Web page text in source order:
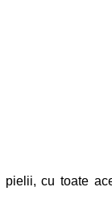
cu toate